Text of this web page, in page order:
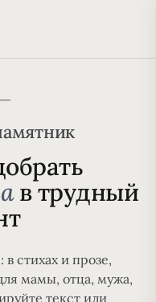
—
в трудный
в стихах и прозе,
мамы, отца, мужа,
текст или